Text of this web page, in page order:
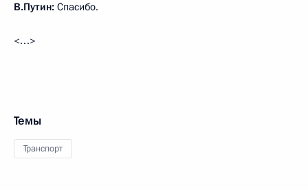
В.Путин: Спасибо.
<…>
Темы
Транспорт